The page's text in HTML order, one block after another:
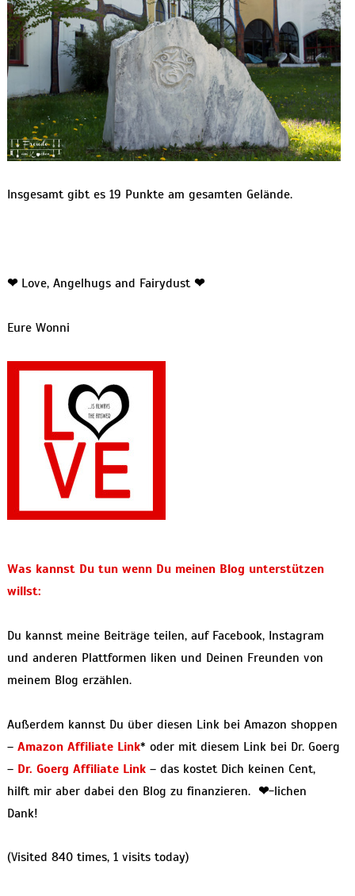
Insgesamt gibt es 19 Punkte am gesamten Gelände.
❤ Love, Angelhugs and Fairydust ❤
Eure Wonni
Was kannst Du tun wenn Du meinen Blog unterstützen
willst:
Du kannst meine Beiträge teilen, auf Facebook, Instagram
und anderen Plattformen liken und Deinen Freunden von
meinem Blog erzählen.
Außerdem kannst Du über diesen Link bei Amazon shoppen
– Amazon Affiliate Link* oder mit diesem Link bei Dr. Goerg
– Dr. Goerg Affiliate Link– das kostet Dich keinen Cent,
hilft mir aber dabei den Blog zu finanzieren. ❤-lichen
Dank!
(Visited 840 times, 1 visits today)